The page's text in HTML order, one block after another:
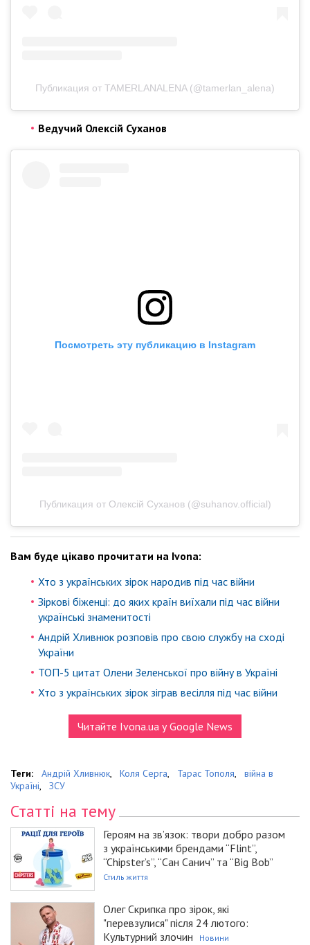
Публикация от TAMERLANALENA (@tamerlan_alena)
Ведучий Олексій Суханов
Посмотреть эту публикацию в Instagram
Публикация от Олексій Суханов (@suhanov.official)
Вам буде цікаво прочитати на Ivona:
Хто з українських зірок народив під час війни
Зіркові біженці: до яких країн виїхали під час війни
українські знаменитості
Андрій Хливнюк розповів про свою службу на сході
України
ТОП-5 цитат Олени Зеленської про війну в Україні
Хто з українських зірок зіграв весілля під час війни
Читайте Ivona.ua у Google News
Теги: Андрій Хливнюк, Коля Серга, Тарас Тополя,
війна в
Україні, ЗСУ
Статті на тему
Героям на зв’язок: твори добро разом
з українськими брендами “Flint”,
“Chipster’s”, “Сан Санич” та “Big Bob”
Стиль життя
Олег Скрипка про зірок, які
"перевзулися" після 24 лютого:
Культурний злочин
Новини